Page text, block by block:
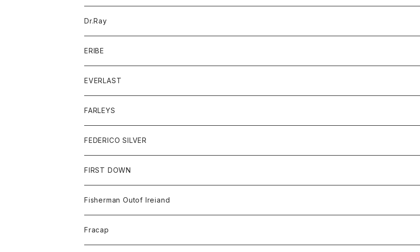
ジャケット
バッグ
キッズ
シャツ
Tシャツ
グッズ
帽子
トップス
シャツ
セーター
ボトム
ショートパンツ
パンツ
レディース
コート
ジャケット
Dr.Ray
ERIBE
ニット
EVERLAST
トップス
ジャケット
スエットシャツ
ボトム
スエットパンツ
グッズ
帽子
FARLEYS
FEDERICO SILVER
アクセサリー
FIRST DOWN
Fisherman Outof Ireiand
ニット
Fracap